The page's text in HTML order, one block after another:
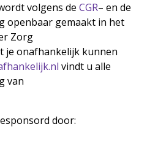
volgens de CGR– en de
openbaar gemaakt in het
Zorg
je onafhankelijk kunnen
vindt u alle
van
door: